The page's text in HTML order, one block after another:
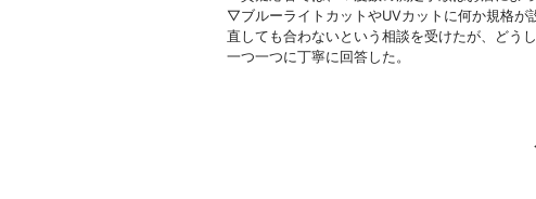
▽ブルーライトカットやUVカットに何か規格
直しても合わないという相談を受けたが、どう
一つ一つに丁寧に回答した。